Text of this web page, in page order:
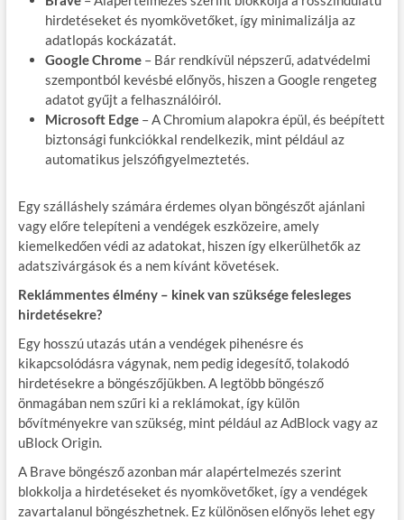
hirdetéseket és nyomkövetőket, így minimalizálja az
adatlopás kockázatát.
Google Chrome– Bár rendkívül népszerű, adatvédelmi
szempontból kevésbé előnyös, hiszen a Google rengeteg
adatot gyűjt a felhasználóiról.
Microsoft Edge– A Chromium alapokra épül, és beépített
biztonsági funkciókkal rendelkezik, mint például az
automatikus jelszófigyelmeztetés.
Egy szálláshely számára érdemes olyan böngészőt ajánlani
vagy előre telepíteni a vendégek eszközeire, amely
kiemelkedően védi az adatokat, hiszen így elkerülhetők az
adatszivárgások és a nem kívánt követések.
Reklámmentes élmény – kinek van szüksége felesleges
hirdetésekre?
Egy hosszú utazás után a vendégek pihenésre és
kikapcsolódásra vágynak, nem pedig idegesítő, tolakodó
hirdetésekre a böngészőjükben. A legtöbb böngésző
önmagában nem szűri ki a reklámokat, így külön
bővítményekre van szükség, mint például az AdBlock vagy az
uBlock Origin.
A Brave böngésző azonban már alapértelmezés szerint
blokkolja a hirdetéseket és nyomkövetőket, így a vendégek
zavartalanul böngészhetnek. Ez különösen előnyös lehet egy